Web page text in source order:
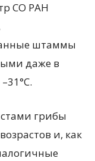
СО РАН
штаммы
даже в
грибы
и, как